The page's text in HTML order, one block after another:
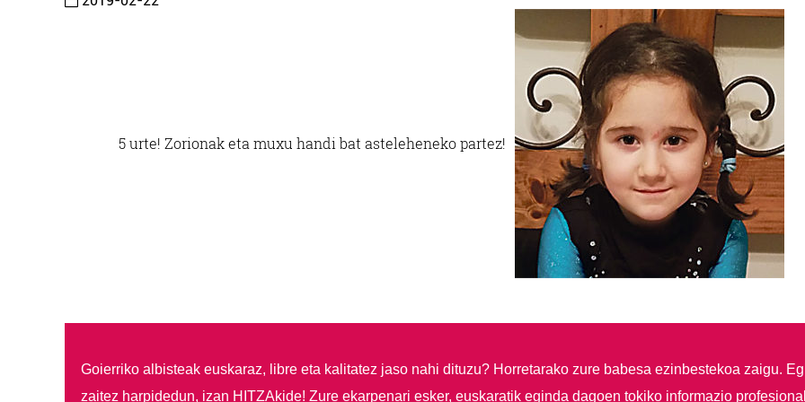
5 urte! Zorionak eta muxu handi bat asteleheneko partez!
Goierriko albisteak euskaraz, libre eta kalitatez jaso nahi dituzu? Horretarako zure babesa ezinbestekoa zaigu.
zaitez harpidedun, izan HITZAkide! Zure ekarpenari esker, euskaratik eginda dagoen tokiko informazio